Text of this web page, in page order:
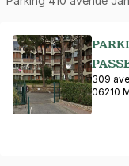
309
06210